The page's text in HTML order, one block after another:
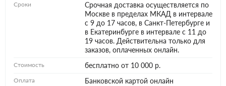
Сроки
Срочная доставка осуществляется по
Москве в пределах МКАД в интервале
с 9 до 17 часов, в Санкт-Петербурге и
в Екатеринбурге в интервале с 11 до
19 часов. Действительна только для
заказов, оплаченных онлайн.
Стоимость бесплатно от 10 000 р.
Оплата Банковской картой онлайн